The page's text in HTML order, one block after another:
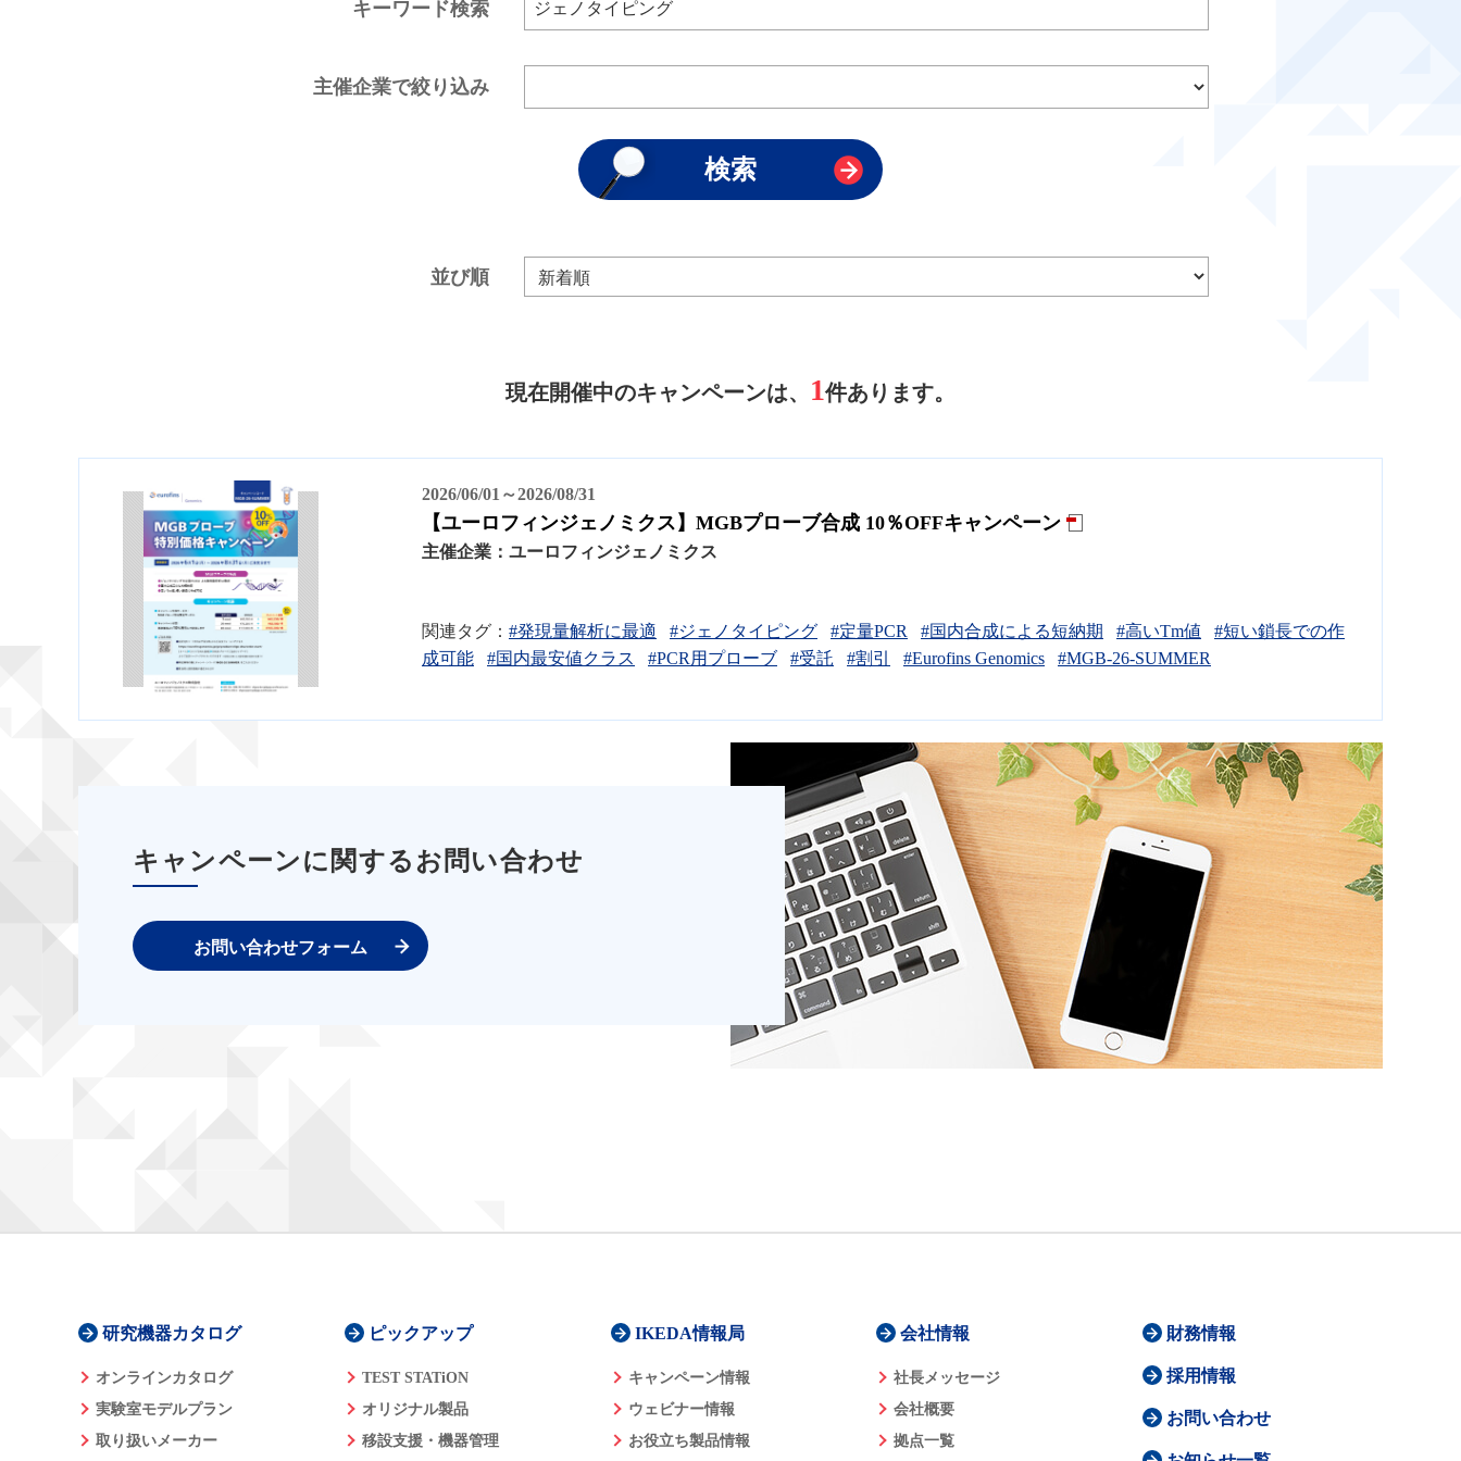
キーワード検索
主催企業で絞り込み
並び順
現在開催中のキャンペーンは、 1件あります。
2026/06/01～2026/08/31
【ユーロフィンジェノミクス】MGBプローブ合成 10％OFFキャンペーン
主催企業： ユーロフィンジェノミクス
関連タグ： #発現量解析に最適 #ジェノタイピング #定量PCR #国内合成による短納期 #高いTm値
#短い鎖長での作
成可能
#国内最安値クラス #PCR用プローブ #受託 #割引 #Eurofins Genomics #MGB-26-SUMMER
キャンペーンに関するお問い合わせ
お問い合わせフォーム
研究機器カタログ
オンラインカタログ
実験室モデルプラン
取り扱いメーカー
ピックアップ
TEST STATiON
オリジナル製品
移設支援・機器管理
IKEDA情報局
キャンペーン情報
ウェビナー情報
お役立ち製品情報
会社情報
社長メッセージ
会社概要
拠点一覧
財務情報
採用情報
お問い合わせ